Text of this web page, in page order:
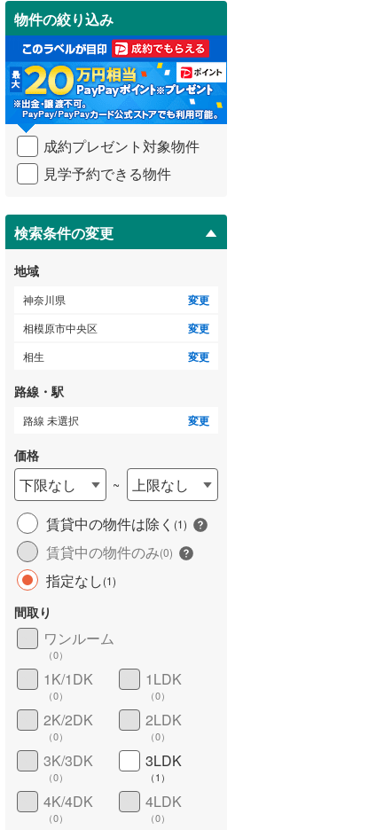
受
け
取
る
・
条
件
を
イ
ペ
ジ
に
保
存
す
る
物件の絞り込み
成約プレゼント対象物件
見学予約できる物件
検索条件の変更
地域
神奈川県 変更
相模原市中央区 変更
相生 変更
路線・駅
路線 未選択 変更
価格
下限なし ~
上限なし
賃貸中の物件は除く (1)
賃貸中の物件のみ(0)
指定なし(1)
間取り
ワンルーム
（0）
1K/1DK
（0）
1LDK
（0）
2K/2DK
（0）
2LDK
（0）
3K/3DK
（0）
3LDK
（1 ）
4K/4DK
（0）
4LDK
（0）
伊勢原市(44)
南足柄市(15)
高座郡寒川町(19)
足柄上郡中井町(1)
足柄上郡山北町(2)
足柄下郡真鶴町(6)
愛甲郡清川村(2)
南道路（0）
長期優良住宅 ）
詳しく見る